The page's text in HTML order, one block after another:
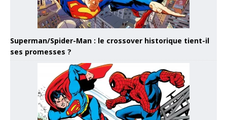
Superman/Spider-Man : le crossover historique tient-il
ses promesses ?